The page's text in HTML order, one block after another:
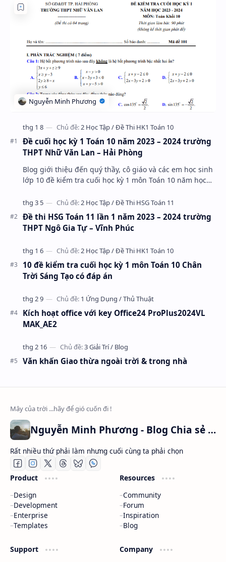
Đề cuối học kỳ 1 Toán 10 năm 2023 – 2024 trường
THPT Nhữ Văn Lan – Hải Phòng
Blog giới thiệu đến quý thầy, cô giáo và các em học sinh
lớp 10 đề kiểm tra cuối học kỳ 1 môn Toán 10 năm học
Đề thi HSG Toán 11 lần 1 năm 2023 – 2024 trường
THPT Ngô Gia Tự – Vĩnh Phúc
10 đề kiểm tra cuối học kỳ 1 môn Toán 10 Chân
Trời Sáng Tạo có đáp án
Kích hoạt office với key Office24 ProPlus2024VL
MAK_AE2
Văn khấn Giao thừa ngoài trời & trong nhà
Nguyễn Minh Phương - Blog Chia sẻ Kiến thức Chứng khoán & Tài liệu Toán học
Rất nhiều thứ phải làm nhưng cuối cùng ta phải chọn
Product
Design
Development
Enterprise
Templates
Resources
Community
Forum
Inspiration
Blog
Support
Company